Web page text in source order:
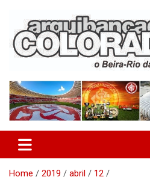
content
Arquibancada
Home 2019 abril
12